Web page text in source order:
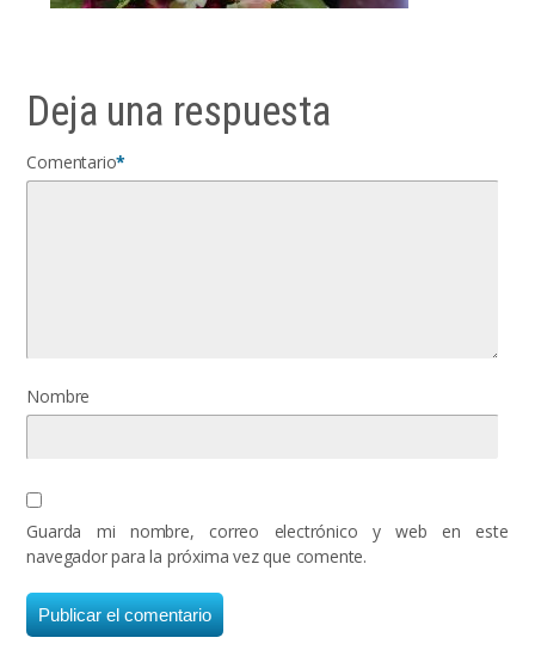
Deja una respuesta
Comentario*
Nombre
Guarda mi nombre, correo electrónico y web en este
navegador para la próxima vez que comente.